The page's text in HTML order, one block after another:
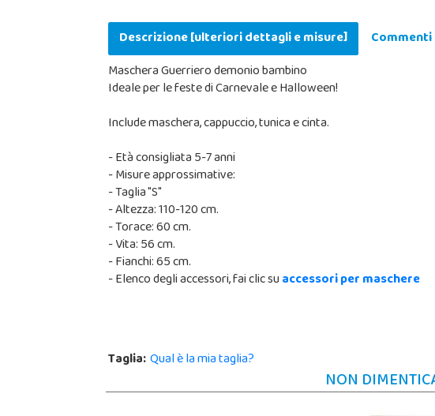
Descrizione [ulteriori dettagli e misure] Commenti
Maschera Guerriero demonio bambino
Ideale per le feste di Carnevale e Halloween!
Include maschera, cappuccio, tunica e cinta.
- Età consigliata 5-7 anni
- Misure approssimative:
- Taglia "S"
- Altezza: 110-120 cm.
- Torace: 60 cm.
- Vita: 56 cm.
- Fianchi: 65 cm.
- Elenco degli accessori, fai clic suaccessori per maschere
Taglia:Qual è la mia taglia?
NON